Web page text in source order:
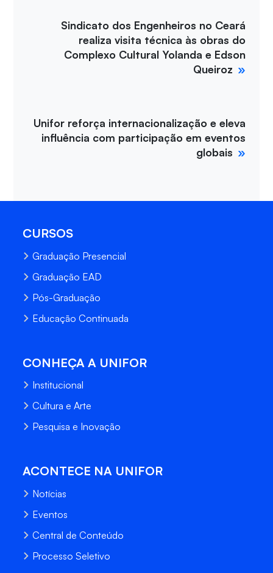
Sindicato dos Engenheiros no Ceará
realiza visita técnica às obras do
Complexo Cultural Yolanda e Edson
Queiroz
Unifor reforça internacionalização e eleva
influência com participação em eventos
globais
CURSOS
Graduação Presencial
Graduação EAD
Pós-Graduação
Educação Continuada
CONHEÇA A UNIFOR
Institucional
Cultura e Arte
Pesquisa e Inovação
ACONTECE NA UNIFOR
Notícias
Eventos
Central de Conteúdo
Processo Seletivo